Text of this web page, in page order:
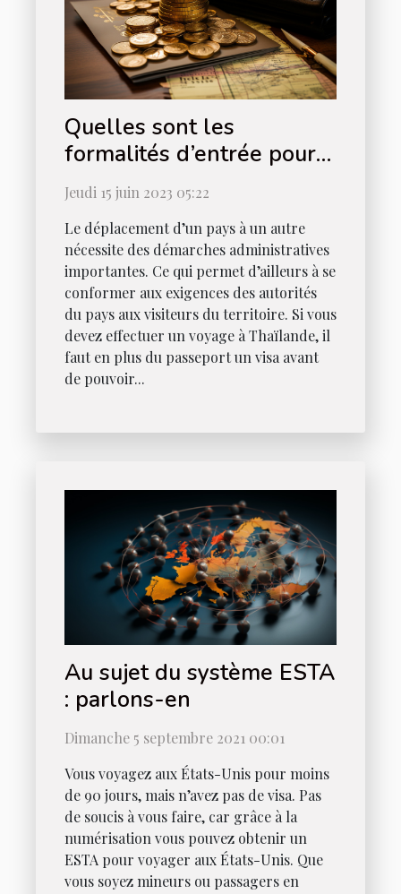
Quelles sont les
formalités d’entrée pour
obtenir un visa Thaïlande
?
Jeudi 15 juin 2023 05:22
Le déplacement d’un pays à un autre
nécessite des démarches administratives
importantes. Ce qui permet d’ailleurs à se
conformer aux exigences des autorités
du pays aux visiteurs du territoire. Si vous
devez effectuer un voyage à Thaïlande, il
faut en plus du passeport un visa avant
de pouvoir...
Au sujet du système ESTA
: parlons-en
Dimanche 5 septembre 2021 00:01
Vous voyagez aux États-Unis pour moins
de 90 jours, mais n’avez pas de visa. Pas
de soucis à vous faire, car grâce à la
numérisation vous pouvez obtenir un
ESTA pour voyager aux États-Unis. Que
vous soyez mineurs ou passagers en